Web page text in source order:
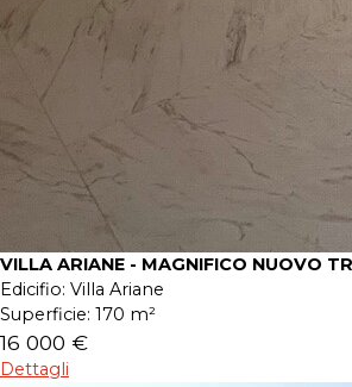
VILLA ARIANE - MAGNIFICO NUOVO
Edicifio: Villa Ariane
Superficie: 170 m²
16 000 €
Dettagli